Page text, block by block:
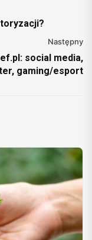
Następny
social media,
gaming/esport